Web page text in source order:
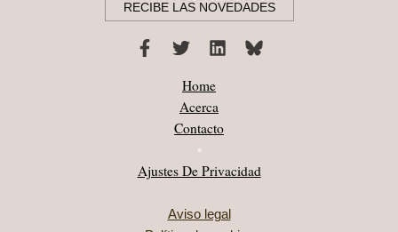
RECIBE LAS NOVEDADES
Home
Acerca
Contacto
•
Ajustes De Privacidad
Aviso legal